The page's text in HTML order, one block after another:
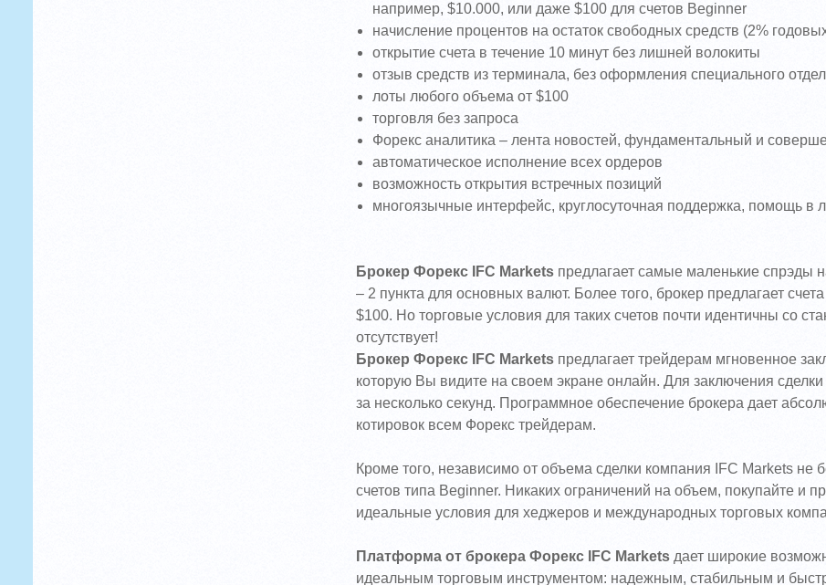
например, $10.000, или даже $100 для счетов Beginner
начисление процентов на остаток свободных средств (2%
открытие счета в течение 10 минут без лишней волокиты
отзыв средств из терминала, без оформления специального
лоты любого объема от $100
торговля без запроса
Форекс аналитика – лента новостей, фундаментальный и
автоматическое исполнение всех ордеров
возможность открытия встречных позиций
многоязычные интерфейс, круглосуточная поддержка, помощь в
Брокер Форекс IFC Markets предлагает самые маленькие спрэды
– 2 пункта для основных валют. Более того, брокер предлагает
$100. Но торговые условия для таких счетов почти идентичны со
отсутствует!
Брокер Форекс IFC Markets предлагает трейдерам мгновенное
которую Вы видите на своем экране онлайн. Для заключения
за несколько секунд. Программное обеспечение брокера дает
котировок всем Форекс трейдерам.
Кроме того, независимо от объема сделки компания IFC Markets не
счетов типа Beginner. Никаких ограничений на объем, покупайте и
идеальные условия для хеджеров и международных торговых
Платформа от брокера Форекс IFC Markets дает широкие
идеальным торговым инструментом: надежным, стабильным и